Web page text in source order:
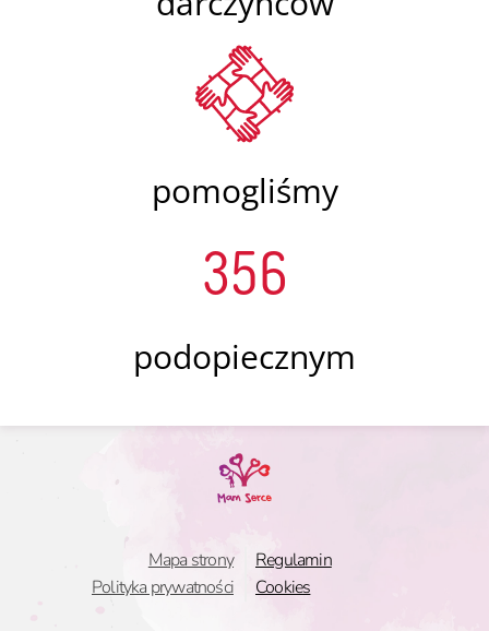
pomogliśmy
356
podopiecznym
Mapa strony
Polityka prywatności
Regulamin
Cookies